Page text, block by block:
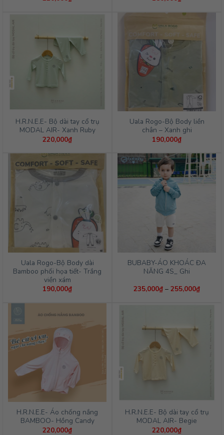
H.R.N.E.E- Bộ dài tay cổ trụ
MODAL AIR- Xanh Ruby
220,000₫
Uala Rogo-Bộ Body liền
chân – Xanh ghi
190,000₫
Uala Rogo-Bộ Body dài
Bamboo phối họa tiết- Trắng
viền xám
190,000₫
BUBABY-ÁO KHOÁC ĐA
NĂNG 4S_ Ghi
235,000₫ – 255,000₫Khoảng
H.R.N.E.E- Áo chống nắng
BAMBOO- Hồng Candy
220,000₫
H.R.N.E.E- Bộ dài tay cổ trụ
MODAL AIR- Begie
220,000₫